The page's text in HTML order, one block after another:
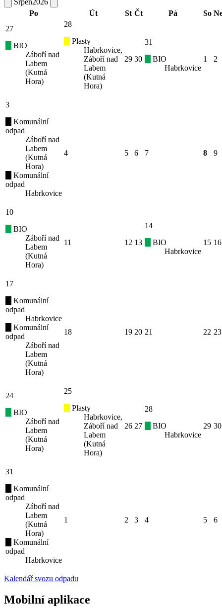
Srpen2026
Po
Út St Čt Pá So
27
BIO
Záboří nad
Labem
(Kutná
Hora)
28
Plasty
Habrkovice,
Záboří nad
Labem
(Kutná
Hora)
29 30
31
BIO
Habrkovice
1 2
3
Komunální
odpad
Záboří nad
Labem
(Kutná
Hora)
Komunální
odpad
Habrkovice
4 5 6 7 8 9
10
BIO
Záboří nad
Labem
(Kutná
Hora)
11 12 13
14
BIO
Habrkovice
15 16
17
Komunální
odpad
Habrkovice
Komunální
odpad
Záboří nad
Labem
(Kutná
Hora)
18 19 20 21 22 23
24
BIO
Záboří nad
Labem
(Kutná
Hora)
25
Plasty
Habrkovice,
Záboří nad
Labem
(Kutná
Hora)
26 27
28
BIO
Habrkovice
29 30
31
Komunální
odpad
Záboří nad
Labem
(Kutná
Hora)
Komunální
odpad
Habrkovice
1 2 3 4 5 6
Kalendář svozu odpadu
Mobilní aplikace